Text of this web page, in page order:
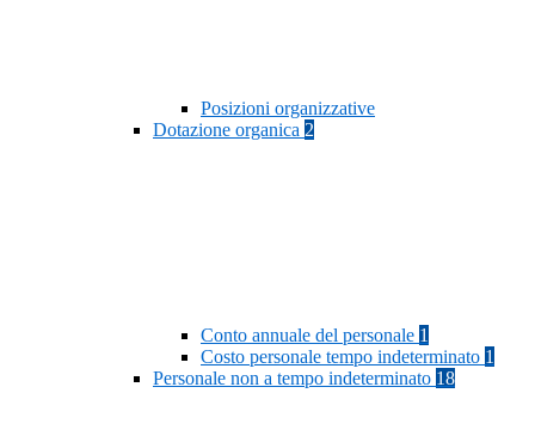
Posizioni organizzative
Dotazione organica 2
Conto annuale del personale 1
Costo personale tempo indeterminato 1
Personale non a tempo indeterminato 18